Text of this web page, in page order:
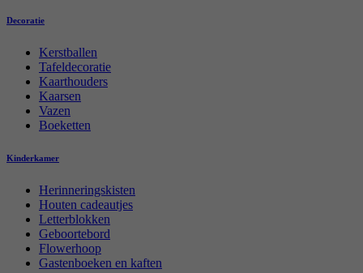
Decoratie
Kerstballen
Tafeldecoratie
Kaarthouders
Kaarsen
Vazen
Boeketten
Kinderkamer
Herinneringskisten
Houten cadeautjes
Letterblokken
Geboortebord
Flowerhoop
Gastenboeken en kaften